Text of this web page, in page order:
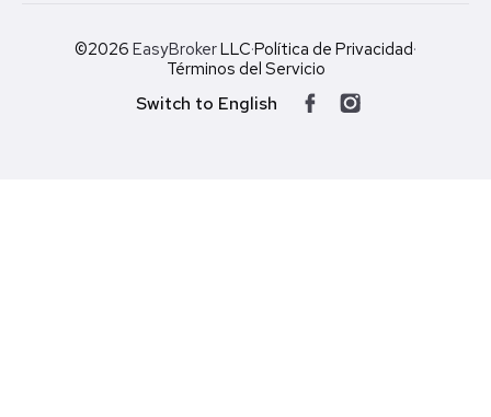
©2026 EasyBrokerLLC·Política de Privacidad·
Términos del Servicio
Switch to English